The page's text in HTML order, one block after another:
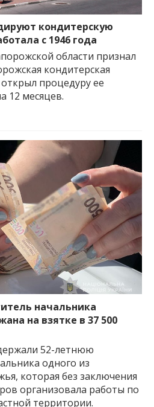
кондитерскую
с 1946 года
области признал
кондитерская
процедуру ее
12 месяцев.
начальника
на взятке в 37 500
52-летнюю
одного из
которая без заключения
организовала работы по
территории.